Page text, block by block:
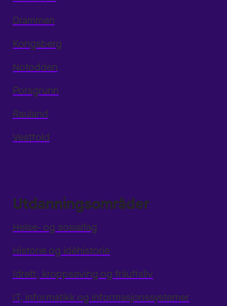
Drammen
Kongsberg
Notodden
Porsgrunn
Rauland
Vestfold
Utdanningsområder
Helse- og sosialfag
Historie og idéhistorie
Idrett, kroppsøving og friluftsliv
IT, informatikk og informasjonssystemer